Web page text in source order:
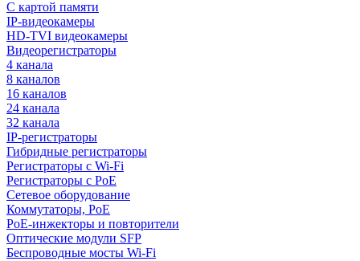
С картой памяти
IP-видеокамеры
HD-TVI видеокамеры
Видеорегистраторы
4 канала
8 каналов
16 каналов
24 канала
32 канала
IP-регистраторы
Гибридные регистраторы
Регистраторы с Wi-Fi
Регистраторы с PoE
Сетевое оборудование
Коммутаторы, PoE
PoE-инжекторы и повторители
Оптические модули SFP
Беспроводные мосты Wi-Fi